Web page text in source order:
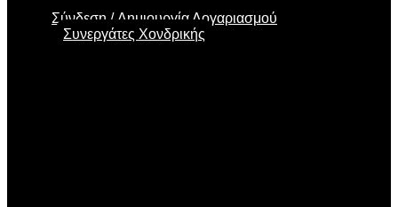
Σύνδεση
Δημιουργία Λογαριασμού
Συνεργάτες Χονδρικής